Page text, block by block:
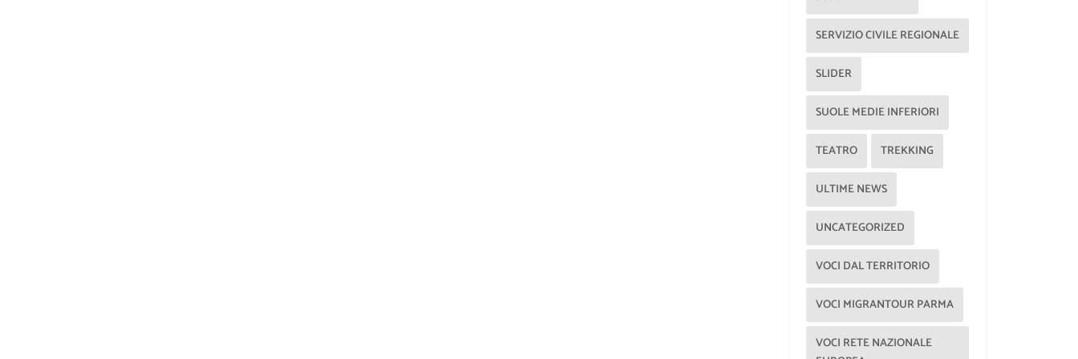
SERVIZIO CIVILE REGIONALE
SLIDER
SUOLE MEDIE INFERIORI
TEATRO TREKKING
ULTIME NEWS
UNCATEGORIZED
VOCI DAL TERRITORIO
VOCI MIGRANTOUR PARMA
VOCI RETE NAZIONALE